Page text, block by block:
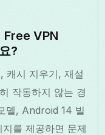
Free VPN
?
캐시 지우기, 재설
작동하지 않는 경
델, Android 14 빌
를 제공하면 문제